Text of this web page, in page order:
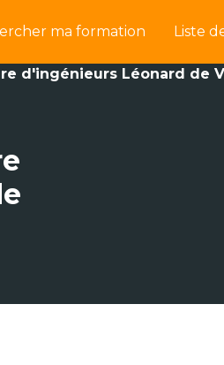
ma formation Liste
d'ingénieurs Léonard de